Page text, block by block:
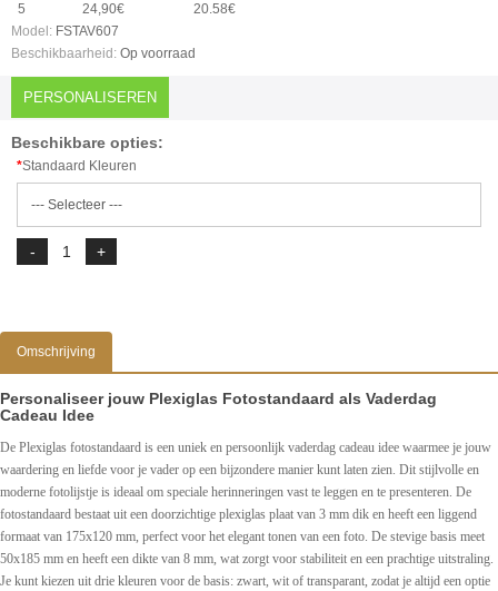
5
24,90€
20.58€
Model: FSTAV607
Beschikbaarheid: Op voorraad
PERSONALISEREN
Beschikbare opties:
Standaard Kleuren
Omschrijving
Personaliseer jouw Plexiglas Fotostandaard als Vaderdag
Cadeau Idee
De Plexiglas fotostandaard is een uniek en persoonlijk vaderdag cadeau idee waarmee je jouw
waardering en liefde voor je vader op een bijzondere manier kunt laten zien. Dit stijlvolle en
moderne fotolijstje is ideaal om speciale herinneringen vast te leggen en te presenteren. De
fotostandaard bestaat uit een doorzichtige plexiglas plaat van 3 mm dik en heeft een liggend
formaat van 175x120 mm, perfect voor het elegant tonen van een foto. De stevige basis meet
50x185 mm en heeft een dikte van 8 mm, wat zorgt voor stabiliteit en een prachtige uitstraling.
Je kunt kiezen uit drie kleuren voor de basis: zwart, wit of transparant, zodat je altijd een optie